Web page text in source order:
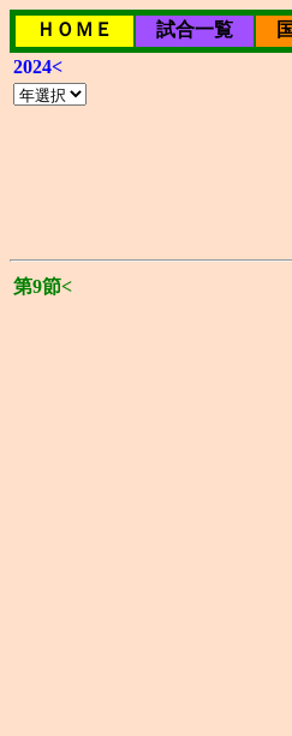
ＨＯＭＥ 試合一覧
2024<
第9節<